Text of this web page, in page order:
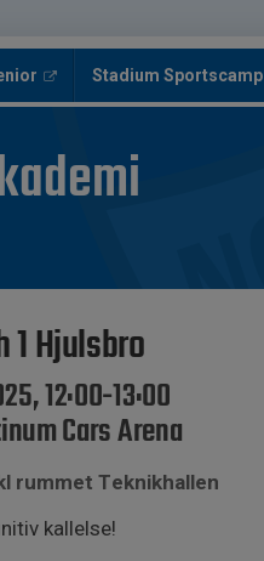
Stadium Sportscamp
Hjulsbro
12:00-13:00
Cars Arena
rummet Teknikhallen
kallelse!